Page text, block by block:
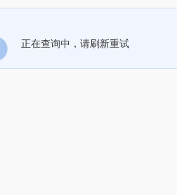
正在查询中，请刷新重试